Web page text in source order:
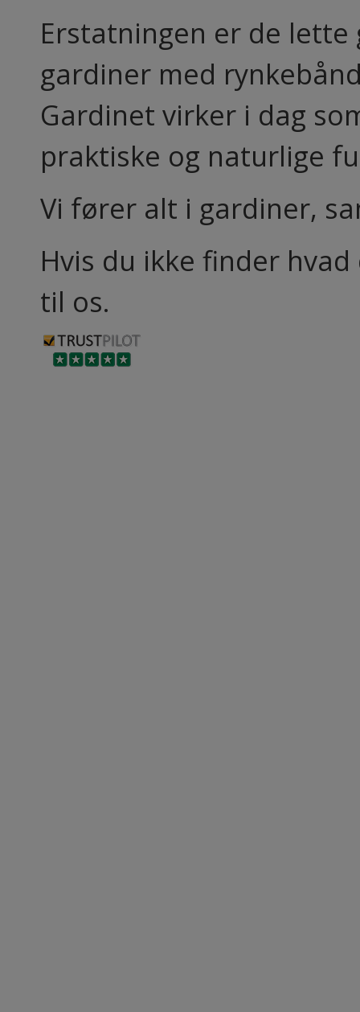
Erstatningen er de
gardiner med
Gardinet virker i dag
praktiske og naturlige
Vi fører alt i gardiner,
Hvis du ikke finder
til os.